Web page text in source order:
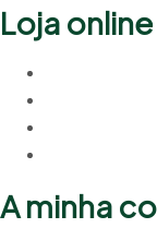
Loja online
A minha